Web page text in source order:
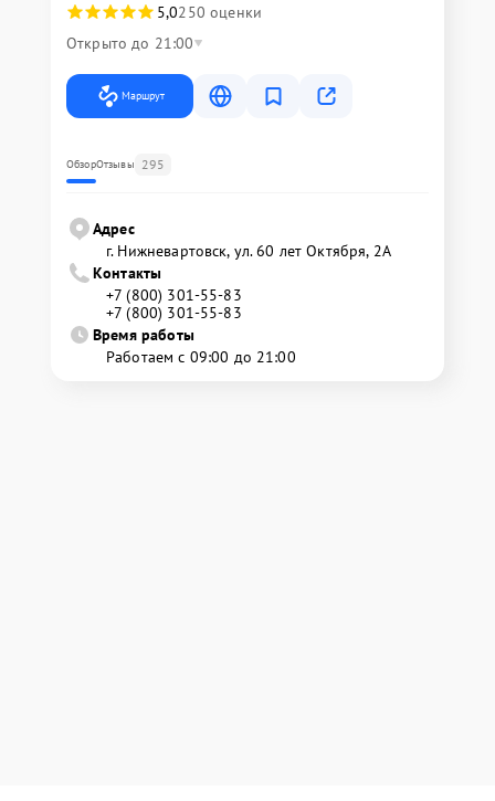
5,0250 оценки
Открыто до 21:00
Маршрут
ОбзорОтзывы 295
Адрес
г. Нижневартовск, ул. 60 лет Октября, 2А
Контакты
+7 (800) 301-55-83
+7 (800) 301-55-83
Время работы
Работаем с 09:00 до 21:00